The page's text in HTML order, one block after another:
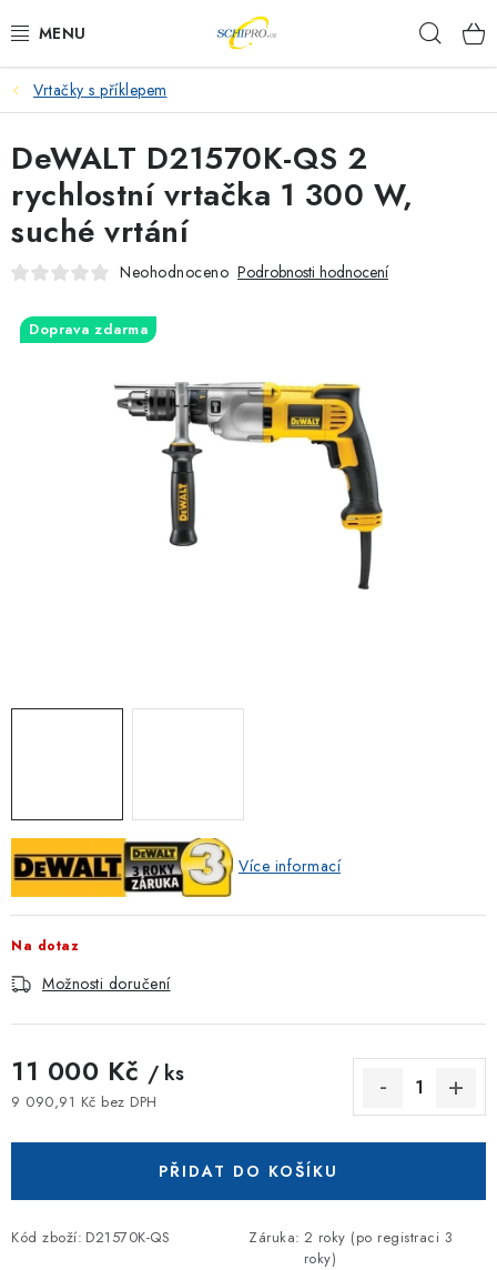
na
AKU NÁŘADÍ
ELEKTRICKÉ NÁŘADÍ
PŘÍSLUŠENSTVÍ
MĚŘÍCÍ TECHNIKA
RÁDIA
ZAHRADNÍ TECHNIKA
Vrtačky s příklepem
Více informací
Na dotaz
Možnosti doručení
11 000 Kč / ks
9 090,91 Kč bez DPH
PŘIDAT DO KOŠÍKU
Kód zboží: D21570K-QS Záruka: 2 roky (po registraci 3
roky)
DeWALT D21570K-QS 2
rychlostní vrtačka 1 300 W,
suché vrtání
Neohodnoceno Podrobnosti hodnocení
Doprava zdarma